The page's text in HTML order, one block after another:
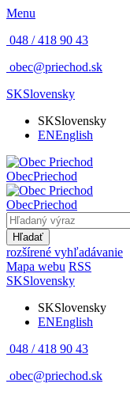
Menu
048 / 418 90 43
obec@priechod.sk
SKSlovensky
SKSlovensky
ENEnglish
ObecPriechod
ObecPriechod
Hľadať
rozšírené vyhľadávanie
Mapa webu RSS
SKSlovensky
SKSlovensky
ENEnglish
048 / 418 90 43
obec@priechod.sk